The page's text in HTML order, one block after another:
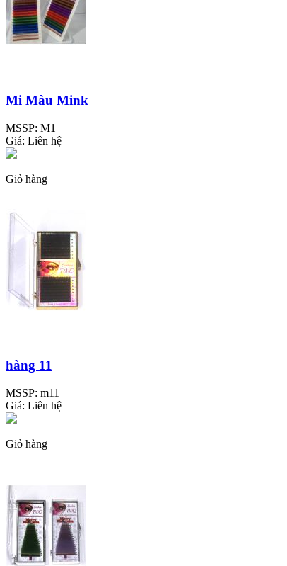
Mi Màu Mink
MSSP: M1
Giá: Liên hệ
Giỏ hàng
hàng 11
MSSP: m11
Giá: Liên hệ
Giỏ hàng